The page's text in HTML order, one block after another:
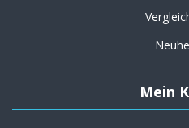
Mein